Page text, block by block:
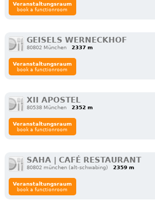
Veranstaltungsraum
book a functionroom
GEISELS WERNECKHOF
80802 München 2337 m
Veranstaltungsraum
book a functionroom
XII APOSTEL
80538 München 2352 m
Veranstaltungsraum
book a functionroom
SAHA | CAFÉ RESTAURANT
80802 münchen (alt-schwabing) 2359 m
Veranstaltungsraum
book a functionroom